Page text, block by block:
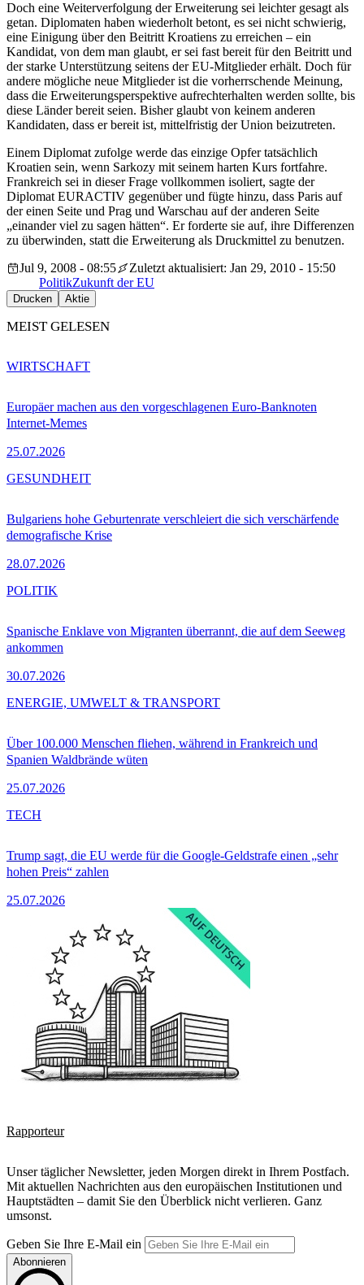
Doch eine Weiterverfolgung der Erweiterung sei leichter gesagt als
getan. Diplomaten haben wiederholt betont, es sei nicht schwierig,
eine Einigung über den Beitritt Kroatiens zu erreichen – ein
Kandidat, von dem man glaubt, er sei fast bereit für den Beitritt und
der starke Unterstützung seitens der EU-Mitglieder erhält. Doch für
andere mögliche neue Mitglieder ist die vorherrschende Meinung,
dass die Erweiterungsperspektive aufrechterhalten werden sollte, bis
diese Länder bereit seien. Bisher glaubt von keinem anderen
Kandidaten, dass er bereit ist, mittelfristig der Union beizutreten.
Einem Diplomat zufolge werde das einzige Opfer tatsächlich
Kroatien sein, wenn Sarkozy mit seinem harten Kurs fortfahre.
Frankreich sei in dieser Frage vollkommen isoliert, sagte der
Diplomat EURACTIV gegenüber und fügte hinzu, dass Paris auf
der einen Seite und Prag und Warschau auf der anderen Seite
„einander viel zu sagen hätten“. Er forderte sie auf, ihre Differenzen
zu überwinden, statt die Erweiterung als Druckmittel zu benutzen.
Jul 9, 2008 - 08:55
Zuletzt aktualisiert: Jan 29, 2010 - 15:50
PolitikZukunft der EU
Drucken Aktie
MEIST GELESEN
Europäer machen aus den vorgeschlagenen Euro-Banknoten
Internet-Memes
25.07.2026
WIRTSCHAFT
Bulgariens hohe Geburtenrate verschleiert die sich verschärfende
demografische Krise
28.07.2026
GESUNDHEIT
Spanische Enklave von Migranten überrannt, die auf dem Seeweg
ankommen
30.07.2026
POLITIK
Über 100.000 Menschen fliehen, während in Frankreich und
Spanien Waldbrände wüten
25.07.2026
ENERGIE, UMWELT & TRANSPORT
Trump sagt, die EU werde für die Google-Geldstrafe einen „sehr
hohen Preis“ zahlen
25.07.2026
TECH
Rapporteur
Unser täglicher Newsletter, jeden Morgen direkt in Ihrem Postfach.
Mit aktuellen Nachrichten aus den europäischen Institutionen und
Hauptstädten – damit Sie den Überblick nicht verlieren. Ganz
umsonst.
Geben Sie Ihre E-Mail ein
Abonnieren